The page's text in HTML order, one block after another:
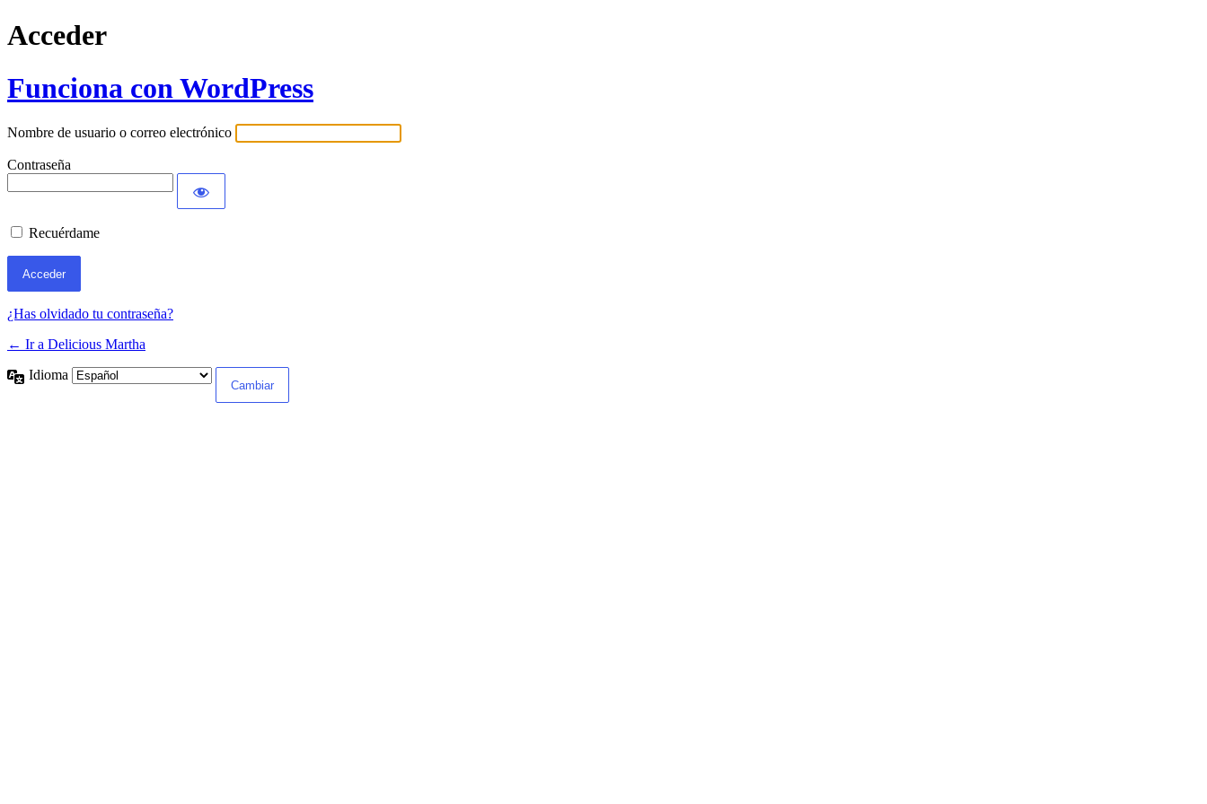
Acceder
Funciona con WordPress
Nombre de usuario o correo electrónico
Contraseña
Recuérdame
¿Has olvidado tu contraseña?
← Ir a Delicious Martha
Idioma